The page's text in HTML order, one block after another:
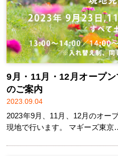
9月・11月・12月オープン
のご案内
2023.09.04
2023年9月、11月、12月のオー
現地で行います。 マギーズ東京